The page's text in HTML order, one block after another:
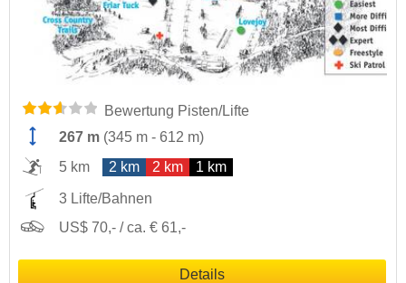
Bewertung Pisten/Lifte
267 m (345 m - 612 m)
5 km
2 km 2 km 1 km
3 Lifte/Bahnen
US$ 70,- / ca. € 61,-
Details